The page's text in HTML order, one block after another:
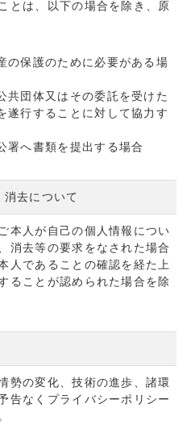
とは、以下の場合を除き、原
の保護のために必要がある場
共団体又はその委託を受けた
遂行することに対して協力す
署へ書類を提出する場合
去について
本人が自己の個人情報につい
消去等の要求をなされた場合
人であることの確認を経た上
ることが認められた場合を除
勢の変化、技術の進歩、諸環
告なくプライバシーポリシー